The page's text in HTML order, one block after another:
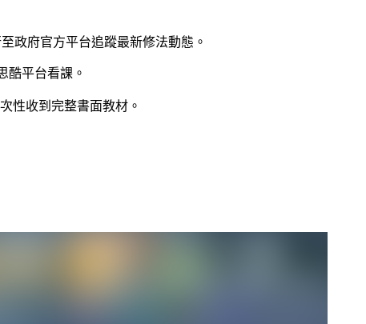
政府官方平台追蹤最新修法動態。
酷平台看課。
性收到完整書面教材。